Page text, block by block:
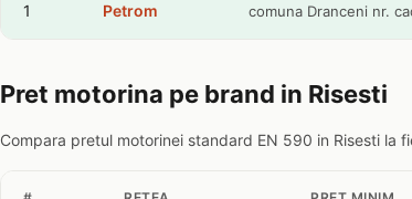
1 Petrom comuna Dranceni nr.
Pret motorina pe brand in Risesti
Compara pretul motorinei standard EN 590 in Risesti la